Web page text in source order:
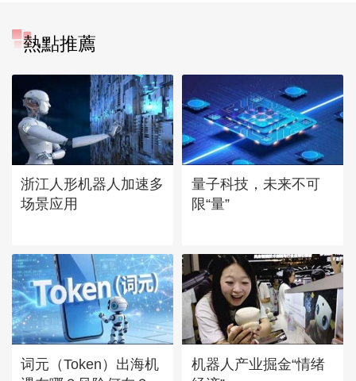
熱點推薦
浙江人形机器人加速多
场景应用
量子科技，未来不可
限“量”
词元（Token）出海机
机器人产业掘金“情绪